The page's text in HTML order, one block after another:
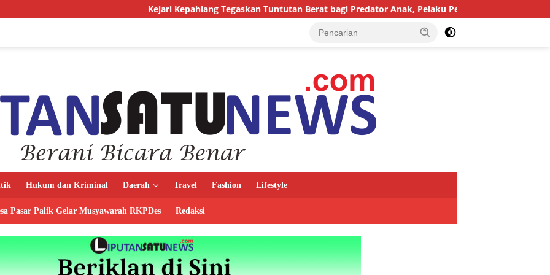
Kejari Kepahiang Tegaskan Tuntutan Berat bagi Predator Anak, Pelaku Persetubuhan Anak Tiri Dituntut 19
Hukum dan Kriminal Daerah Travel Fashion Lifestyle
Pasar Palik Gelar Musyawarah RKPDes Redaksi